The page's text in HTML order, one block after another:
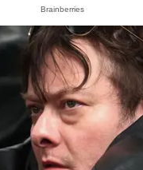
Brainberries